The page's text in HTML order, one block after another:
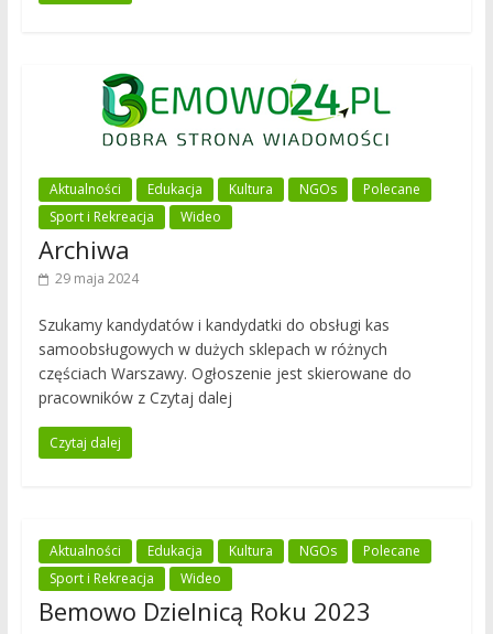
Aktualności Edukacja Kultura NGOs
Polecane
Sport i Rekreacja
Wideo
Archiwa
29 maja 2024
Szukamy kandydatów i kandydatki do obsługi kas
samoobsługowych w dużych sklepach w różnych
częściach Warszawy. Ogłoszenie jest skierowane do
pracowników z Czytaj dalej
Czytaj dalej
Aktualności Edukacja Kultura NGOs
Polecane
Sport i Rekreacja
Wideo
Bemowo Dzielnicą Roku 2023